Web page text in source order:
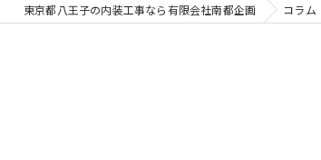
東京都八王子の内装工事なら有限会社南都企画 コラム